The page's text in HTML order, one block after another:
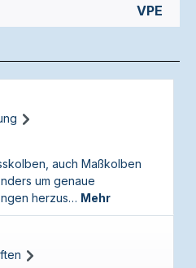
VPE
auch Maßkolben
um genaue
herzus… Mehr